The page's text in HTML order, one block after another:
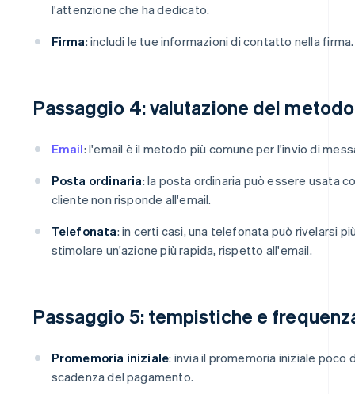
l'attenzione che ha dedicato.
Firma: includi le tue informazioni di contatto nella firma.
Passaggio 4: valutazione del
Email: l'email è il metodo più comune per l'invio di
Posta ordinaria: la posta ordinaria può essere usata
cliente non risponde all'email.
Telefonata: in certi casi, una telefonata può rivelarsi
stimolare un'azione più rapida, rispetto all'email.
Passaggio 5: tempistiche e
Promemoria iniziale: invia il promemoria iniziale poco
scadenza del pagamento.